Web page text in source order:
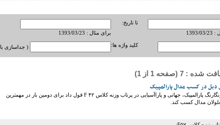
بریل در جهان
23
تا تاریخ:
برای مثال : 1393/03/23
کلید واژه ها: ( جداسازی
: 7 (صفحه 1 از 1)
دبل در کسب مدال پارالمپیک
دارنده نشان‌های رنگارنگ پارالمپیک، جهانی و پاراآسیایی در پرتاب وزنه کلاس ۴۲ F قول داد برای دومین بار در مهمترین
مدال کسب کند.